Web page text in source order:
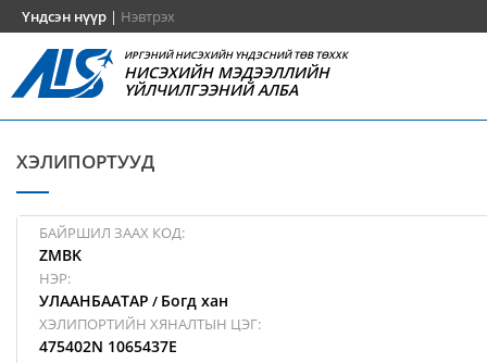
Үндсэн нүүр | Нэвтрэх
ИРГЭНИЙ НИСЭХИЙН ҮНДЭСНИЙ ТӨВ ТӨХХК
НИСЭХИЙН МЭДЭЭЛЛИЙН
ҮЙЛЧИЛГЭЭНИЙ АЛБА
ХЭЛИПОРТУУД
БАЙРШИЛ ЗААХ КОД:
ZMBK
НЭР:
УЛААНБААТАР / Богд хан
ХЭЛИПОРТИЙН ХЯНАЛТЫН ЦЭГ:
475402N 1065437E